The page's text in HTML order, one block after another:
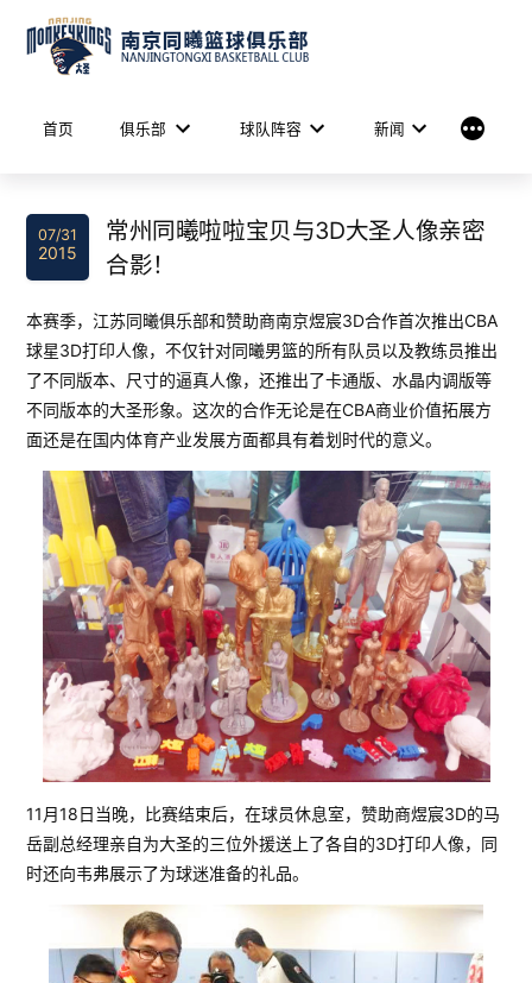
content
首页 俱乐部 球队阵容 新闻 More
07/31
2015
常州同曦啦啦宝贝与3D大圣人像亲密
合影！
本赛季，江苏同曦俱乐部和赞助商南京煜宸3D合作首次推出CBA
球星3D打印人像，不仅针对同曦男篮的所有队员以及教练员推出
了不同版本、尺寸的逼真人像，还推出了卡通版、水晶内调版等
不同版本的大圣形象。这次的合作无论是在CBA商业价值拓展方
面还是在国内体育产业发展方面都具有着划时代的意义。
11月18日当晚，比赛结束后，在球员休息室，赞助商煜宸3D的马
岳副总经理亲自为大圣的三位外援送上了各自的3D打印人像，同
时还向韦弗展示了为球迷准备的礼品。